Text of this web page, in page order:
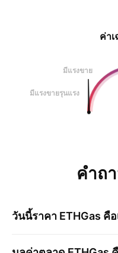
ค่า
มีแรงขาย
มีแรงขายรุนแรง
คำถ
วันนี้ราคา ETHGas คือ